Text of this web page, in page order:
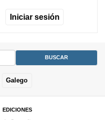
Iniciar sesión
Galego
EDICIONES